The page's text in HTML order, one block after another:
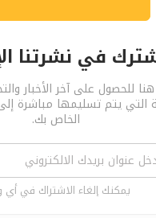
في نشرتنا
للحصول على آخر الأخبار
التي يتم تسليمها مباشرة
الخاص بك.
يمكنك إلغاء الاشتراك في